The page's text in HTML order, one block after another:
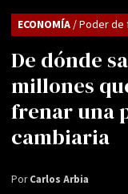
De dónde
millones
frenar una
cambiaria
ECONOMÍA/ Poder de
PorCarlos Arbia